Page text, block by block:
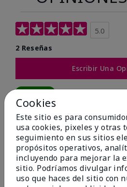
5.0
2 Reseñas
Escribir Una
de los encuestados
5 estrellas
4 estrellas
3 estrellas
Cookies
Este sitio es para
usa cookies, pixeles y otras
seguimiento en sus sitios
propósitos operativos,
incluyendo para mejorar la
sitio. Podríamos divulgar
uso que haces del sitio con